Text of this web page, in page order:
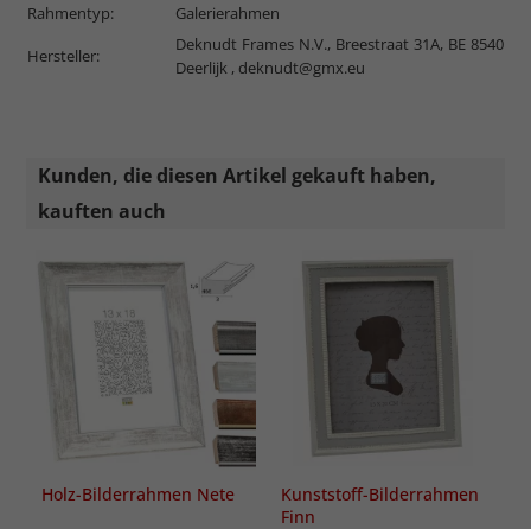
Rahmentyp:
Galerierahmen
Hersteller:
Deknudt Frames N.V., Breestraat 31A, BE 8540
Deerlijk , deknudt@gmx.eu
Kunden, die diesen Artikel gekauft haben,
kauften auch
Holz-Bilderrahmen Nete
Kunststoff-Bilderrahmen
Finn